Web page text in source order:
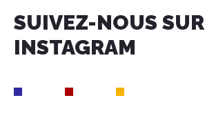
SUIVEZ-NOUS SUR
INSTAGRAM